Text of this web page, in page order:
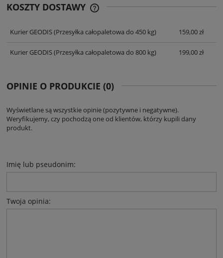
KOSZTY DOSTAWY
Kurier GEODIS(Przesyłka całopaletowa do 450 kg) 159,00 zł
Kurier GEODIS(Przesyłka całopaletowa do 800 kg) 199,00 zł
OPINIE O PRODUKCIE (0)
Wyświetlane są wszystkie opinie (pozytywne i negatywne).
Weryfikujemy, czy pochodzą one od klientów, którzy kupili dany
produkt.
Imię lub pseudonim:
Twoja opinia: